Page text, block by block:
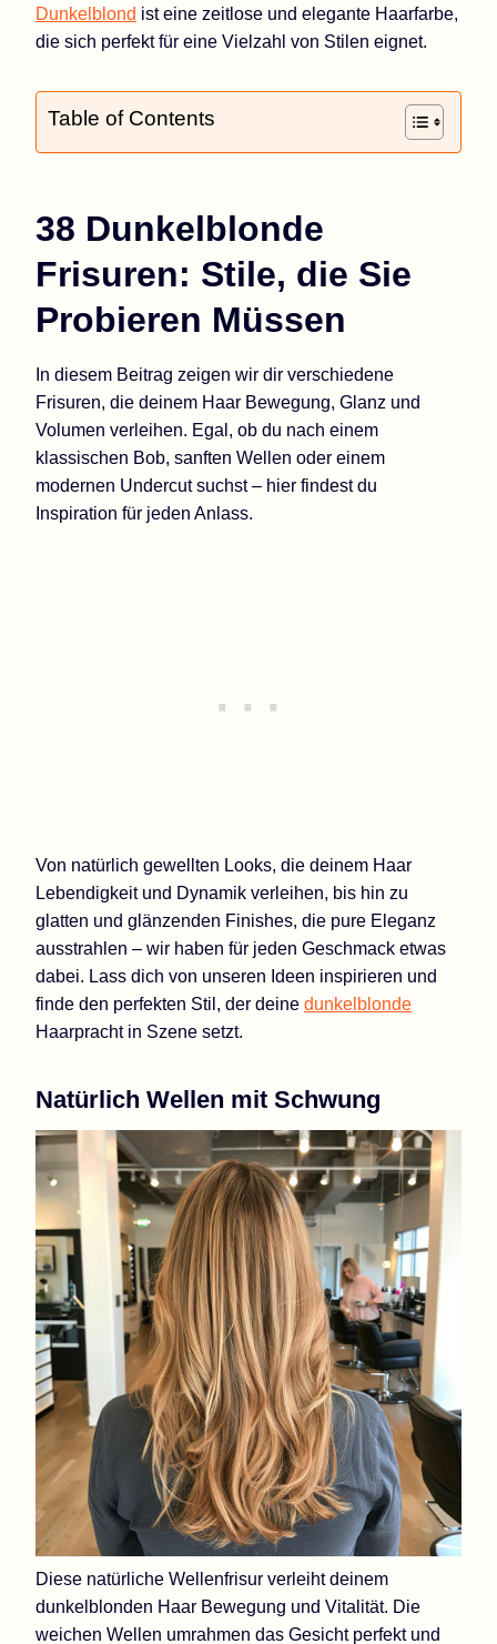
Dunkelblond ist eine zeitlose und elegante Haarfarbe,
die sich perfekt für eine Vielzahl von Stilen eignet.
Table of Contents
38 Dunkelblonde
Frisuren: Stile, die Sie
Probieren Müssen
In diesem Beitrag zeigen wir dir verschiedene
Frisuren, die deinem Haar Bewegung, Glanz und
Volumen verleihen. Egal, ob du nach einem
klassischen Bob, sanften Wellen oder einem
modernen Undercut suchst – hier findest du
Inspiration für jeden Anlass.
Von natürlich gewellten Looks, die deinem Haar
Lebendigkeit und Dynamik verleihen, bis hin zu
glatten und glänzenden Finishes, die pure Eleganz
ausstrahlen – wir haben für jeden Geschmack etwas
dabei. Lass dich von unseren Ideen inspirieren und
finde den perfekten Stil, der deine dunkelblonde
Haarpracht in Szene setzt.
Natürlich Wellen mit Schwung
Diese natürliche Wellenfrisur verleiht deinem
dunkelblonden Haar Bewegung und Vitalität. Die
weichen Wellen umrahmen das Gesicht perfekt und